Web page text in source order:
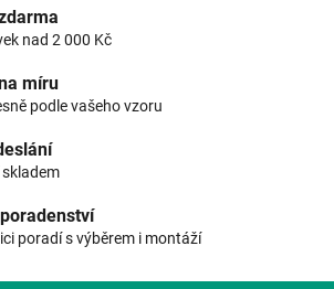
k
ý
nad 2 000 Kč
míru
podle vašeho vzoru
skladem
poradí s výběrem i montáží